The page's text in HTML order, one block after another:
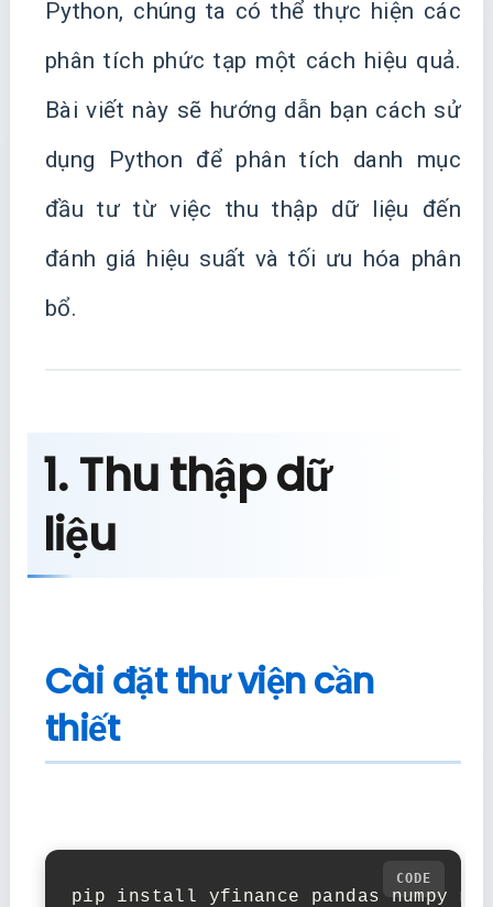
Python, chúng ta có thể thực hiện các
phân tích phức tạp một cách hiệu quả.
Bài viết này sẽ hướng dẫn bạn cách sử
dụng Python để phân tích danh mục
đầu tư từ việc thu thập dữ liệu đến
đánh giá hiệu suất và tối ưu hóa phân
bổ.
1. Thu thập dữ
liệu
Cài đặt thư viện cần
thiết
pip install yfinance pandas numpy